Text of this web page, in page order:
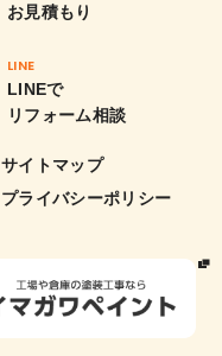
お見積もり
LINE
LINEで
リフォーム相談
サイトマップ
プライバシーポリシー